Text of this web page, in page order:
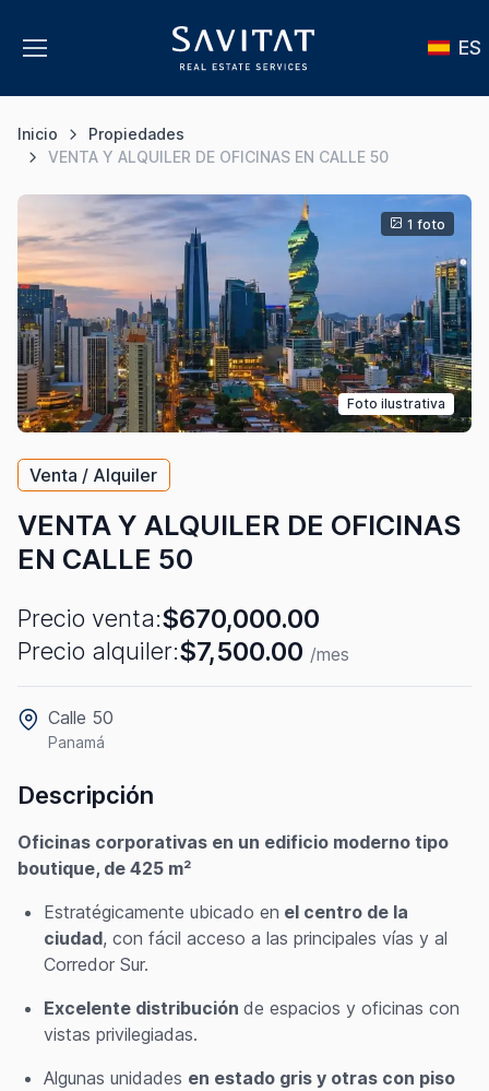
ES
Inicio
Propiedades
VENTA Y ALQUILER DE OFICINAS EN CALLE 50
Foto ilustrativa
1 foto
Venta / Alquiler
VENTA Y ALQUILER DE OFICINAS
EN CALLE 50
Precio venta:$670,000.00
Precio alquiler:$7,500.00 /mes
Calle 50
Panamá
Descripción
Oficinas corporativas en un edificio moderno tipo
boutique, de 425 m²
Estratégicamente ubicado en el centro de la
ciudad, con fácil acceso a las principales vías y al
Corredor Sur.
Excelente distribución de espacios y oficinas con
vistas privilegiadas.
Algunas unidades en estado gris y otras con piso